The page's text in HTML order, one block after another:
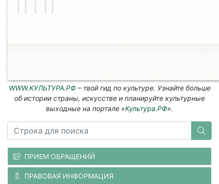
WWW.КУЛЬТУРА.РФ– твой гид по культуре. Узнайте больше
об истории страны, искусстве и планируйте культурные
выходные на портале «Культура.РФ».
ПРИЕМ ОБРАЩЕНИЙ
ПРАВОВАЯ ИНФОРМАЦИЯ